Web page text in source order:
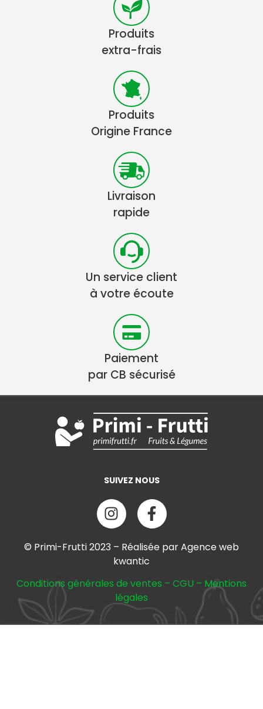
Produits
extra-frais
Produits
Origine France
Livraison
rapide
Un service client
à votre écoute
Paiement
par CB sécurisé
SUIVEZ NOUS
© Primi-Frutti 2023 – Réalisée par Agence web
kwantic
Conditions générales de ventes – CGU – Mentions
légales